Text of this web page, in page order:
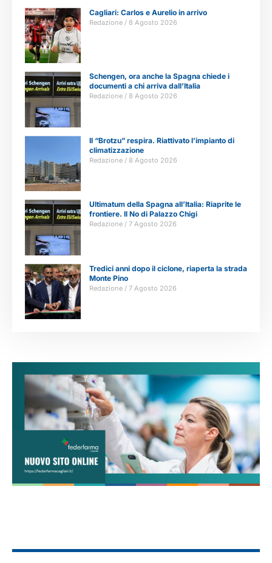
Cagliari: Carlos e Aurelio in arrivo
Redazione 8 Agosto 2026
Schengen, ora anche la Spagna chiede i
documenti a chi arriva dall’Italia
Redazione 8 Agosto 2026
Il “Brotzu” respira. Riattivato l’impianto di
climatizzazione
Redazione 8 Agosto 2026
Ultimatum della Spagna all’Italia: Riaprite le
frontiere. Il No di Palazzo Chigi
Redazione 7 Agosto 2026
Tredici anni dopo il ciclone, riaperta la strada
Monte Pino
Redazione 7 Agosto 2026